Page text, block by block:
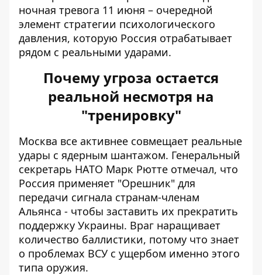
ночная тревога 11 июня – очередной
элемент стратегии психологического
давления, которую Россия отрабатывает
рядом с реальными ударами.
Почему угроза остается
реальной несмотря на
"тренировку"
Москва все активнее совмещает реальные
удары с ядерным шантажом. Генеральный
секретарь НАТО Марк Рютте отмечал, что
Россия применяет "Орешник" для
передачи сигнала странам-членам
Альянса - чтобы заставить их прекратить
поддержку Украины. Враг наращивает
количество баллистики, потому что знает
о проблемах ВСУ с ущербом именно этого
типа оружия.